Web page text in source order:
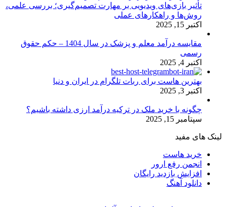
تأثیر بازی‌های ویدیویی بر مهارت تصمیم‌گیری؛ بررسی علمی،
روش‌ها و راهکارهای عملی
اکتبر 15, 2025
مقایسه درآمد معلم و پزشک در سال 1404 – حکم حقوق
رسمی
اکتبر 4, 2025
بهترین هاست برای ربات تلگرام در ایران و دنیا
اکتبر 3, 2025
چگونه با خرید ملک در ترکیه درآمد ارزی داشته باشیم؟
سپتامبر 15, 2025
لینک های مفید
خرید هاست
انجمن رفع ارور
افزایش بازدید رایگان
دانلود آهنگ